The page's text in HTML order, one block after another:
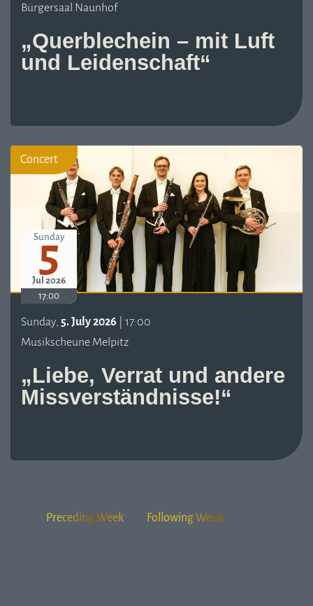
Bürgersaal Naunhof
„Querblechein – mit Luft
und Leidenschaft“
Concert
Sunday
5
Jul 2026
17:00
Sunday, 5. July 2026 | 17:00
Musikscheune Melpitz
„Liebe, Verrat und andere
Missverständnisse!“
Preceding Week Following Week